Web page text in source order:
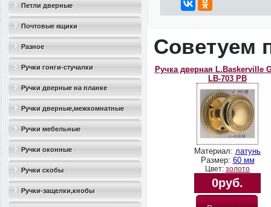
дверные(стопоры)
Петли дверные
Почтовые ящики
Разное
Ручки гонги-стучалки
Ручки дверные на планке
Ручки дверные,межкомнатные
Ручки мебельные
Ручки оконные
Ручки скобы
Ручки-защелки,кнобы
Советуем
Ручка дверная L.Baskerville
LB-703 PB
Материал: латунь
Размер: 60 мм
Цвет: золото
0руб.